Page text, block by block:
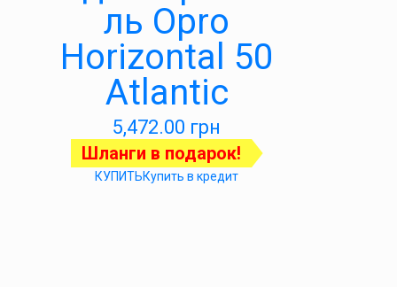
ль Opro
Horizontal 50
Atlantic
5,472.00 грн
Шланги в подарок!
КУПИТЬКупить в кредит